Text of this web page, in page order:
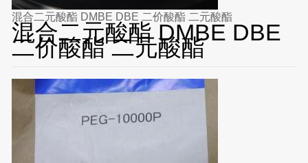
混合二元酸酯 DMBE DBE 二价酸酯 二元酸酯
混合二元酸酯 DMBE DBE
二价酸酯 二元酸酯